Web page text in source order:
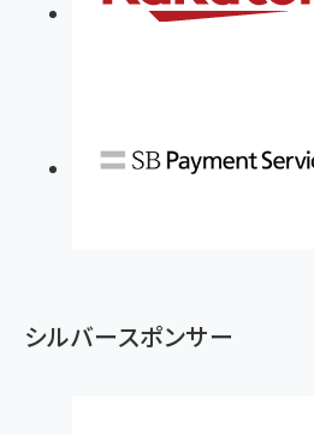
マーケティングの真実
Amazonランキング
Amazonランキング
フィードバック経営 「
Amazonランキング
シルバースポンサー